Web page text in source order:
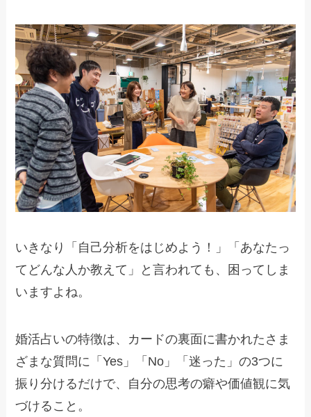
いきなり「自己分析をはじめよう！」「あなたっ
てどんな人か教えて」と言われても、困ってしま
いますよね。
婚活占いの特徴は、カードの裏面に書かれたさま
ざまな質問に「Yes」「No」「迷った」の3つに
振り分けるだけで、自分の思考の癖や価値観に気
づけること。